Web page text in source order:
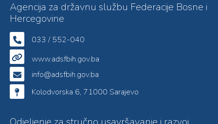
Agencija za državnu službu Federacije Bosne i
Hercegovine
033 / 552-040
www.adsfbih.gov.ba
info@adsfbih.gov.ba
Kolodvorska 6, 71000 Sarajevo